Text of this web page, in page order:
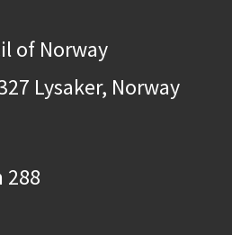
of Norway
Lysaker, Norway
288